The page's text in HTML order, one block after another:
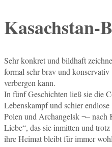
Kasachstan-
Sehr konkret und bildhaft
formal sehr brav und
verbergen kann.
In fünf Geschichten ließ sie die
Lebenskampf und schier
Polen und Archangelsk ¬– nach
Liebe“, das sie inmitten und
ihre Heimat bleibt für immer